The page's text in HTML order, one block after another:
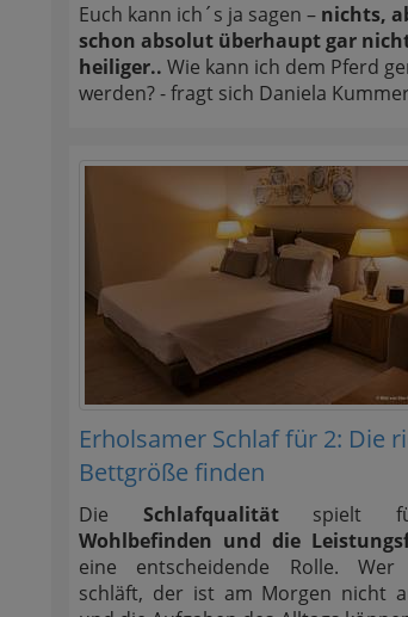
Euch kann ich´s ja sagen – nichts,
schon absolut überhaupt gar
heiliger.. Wie kann ich dem Pferd
werden? - fragt sich Daniela
Erholsamer Schlaf für 2: Die
Bettgröße finden
Die Schlafqualitätspielt
Wohlbefinden und die
eine entscheidende Rolle. Wer
schläft, der ist am Morgen nicht